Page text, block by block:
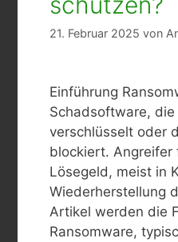
21. Februar 2025 von
Einführung
Schadsoftware,
verschlüsselt oder
blockiert. Angreifer
Lösegeld, meist in
Wiederherstellung
Artikel werden die
Ransomware,